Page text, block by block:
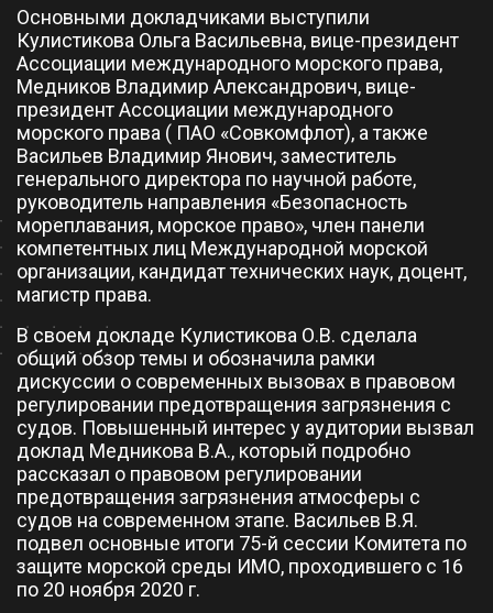
Основными докладчиками выступили
Кулистикова Ольга Васильевна, вице-президент
Ассоциации международного морского права,
Медников Владимир Александрович, вице-
президент Ассоциации международного
морского права ( ПАО «Совкомфлот), а также
Васильев Владимир Янович, заместитель
генерального директора по научной работе,
руководитель направления «Безопасность
мореплавания, морское право», член панели
компетентных лиц Международной морской
организации, кандидат технических наук, доцент,
магистр права.
В своем докладе Кулистикова О.В. сделала
общий обзор темы и обозначила рамки
дискуссии о современных вызовах в правовом
регулировании предотвращения загрязнения с
судов. Повышенный интерес у аудитории вызвал
доклад Медникова В.А., который подробно
рассказал о правовом регулировании
предотвращения загрязнения атмосферы с
судов на современном этапе. Васильев В.Я.
подвел основные итоги 75-й сессии Комитета по
защите морской среды ИМО, проходившего с 16
по 20 ноября 2020 г.